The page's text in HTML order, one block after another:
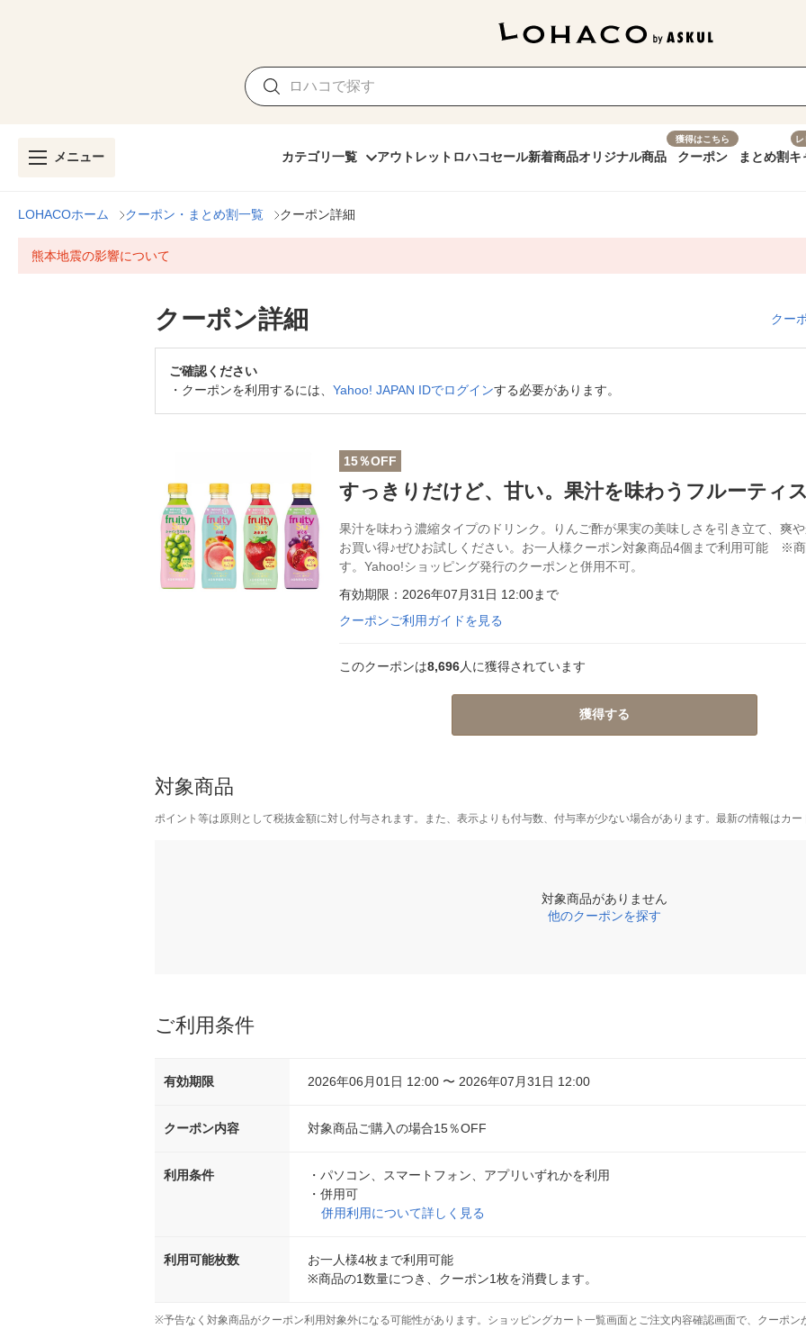
メニュー カテゴリ一覧 アウトレット ロハコセール新着商品オリジナル商品
獲得はこちら
クーポン まとめ割キ
LOHACOホーム クーポン・まとめ割一覧 クーポン詳細
熊本地震の影響について
クーポン詳細 クー
ご確認ください
・ クーポンを利用するには、 Yahoo! JAPAN IDでログインする必要があります。
15％OFF
すっきりだけど、甘い。果汁を味わうフルーティ
果汁を味わう濃縮タイプのドリンク。りんご酢が果実の美味しさを引き立て、爽
お買い得♪ぜひお試しください。お一人様クーポン対象商品4個まで利用可能 ※
す。Yahoo!ショッピング発行のクーポンと併用不可。
有効期限：2026年07月31日 12:00まで
クーポンご利用ガイドを見る
このクーポンは8,696人に獲得されています
獲得する
対象商品
ポイント等は原則として税抜金額に対し付与されます。また、表示よりも付与数、付与率が少ない場合があります。最新の情報はカー
対象商品がありません
他のクーポンを探す
ご利用条件
有効期限 2026年06月01日 12:00 〜 2026年07月31日 12:00
クーポン内容 対象商品ご購入の場合15％OFF
利用条件 ・ パソコン、スマートフォン、アプリいずれかを利用
・ 併用可
併用利用について詳しく見る
利用可能枚数
お一人様4枚まで利用可能
※商品の1数量につき、クーポン1枚を消費します。
※予告なく対象商品がクーポン利用対象外になる可能性があります。ショッピングカート一覧画面とご注文内容確認画面で、クーポン